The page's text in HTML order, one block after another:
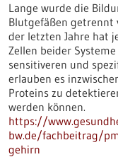
Lange wurde die
Blutgefäßen getrennt
der letzten Jahre hat
Zellen beider
sensitiveren und
erlauben es
Proteins zu
werden können.
https://
bw.de/fachbeitrag/
gehirn